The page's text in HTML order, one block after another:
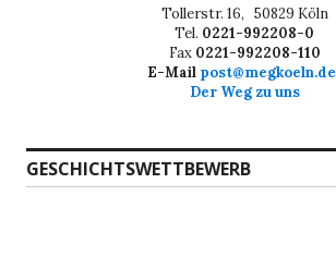
Tollerstr. 16, 50829 Köln
Tel. 0221-992208-0
Fax 0221-992208-110
E-Mail post@megkoeln.de
Der Weg zu uns
GESCHICHTSWETTBEWERB